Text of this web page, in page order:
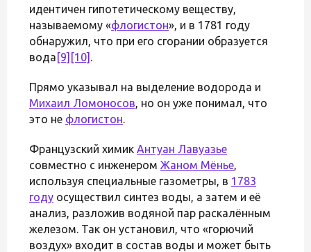
идентичен гипотетическому веществу,
называемому «флогистон», и в 1781 году
обнаружил, что при его сгорании образуется
вода [9] [10] .
Прямо указывал на выделение водорода и
Михаил Ломоносов, но он уже понимал, что
это не флогистон.
Французский химик Антуан Лавуазье
совместно с инженером Жаном Мёнье,
используя специальные газометры, в 1783
году осуществил синтез воды, а затем и её
анализ, разложив водяной пар раскалённым
железом. Так он установил, что «горючий
воздух» входит в состав воды и может быть